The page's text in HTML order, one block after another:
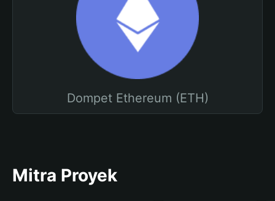
Dompet Ethereum (ETH)
Mitra Proyek